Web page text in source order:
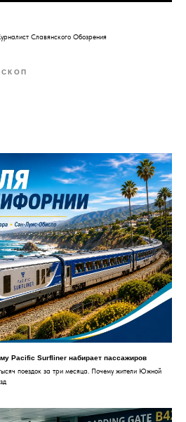
Славянского Обозрения
Pacific Surfliner набирает пассажиров
поездок за три месяца. Почему жители Южной